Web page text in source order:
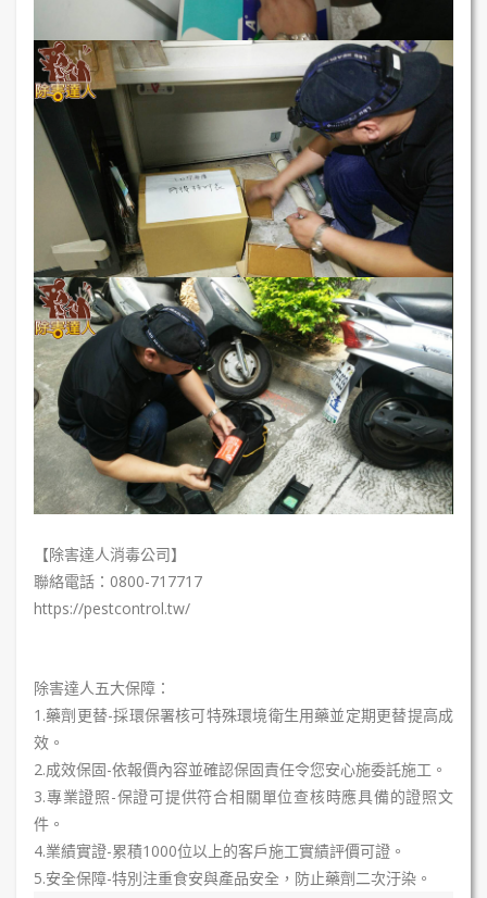
【除害達人消毒公司】
聯絡電話：0800-717717
https://pestcontrol.tw/
除害達人五大保障：
1.藥劑更替-採環保署核可特殊環境衛生用藥並定期更替提高成
效。
2.成效保固-依報價內容並確認保固責任令您安心施委託施工。
3.專業證照-保證可提供符合相關單位查核時應具備的證照文
件。
4.業績實證-累積1000位以上的客戶施工實績評價可證。
5.安全保障-特別注重食安與產品安全，防止藥劑二次汙染。